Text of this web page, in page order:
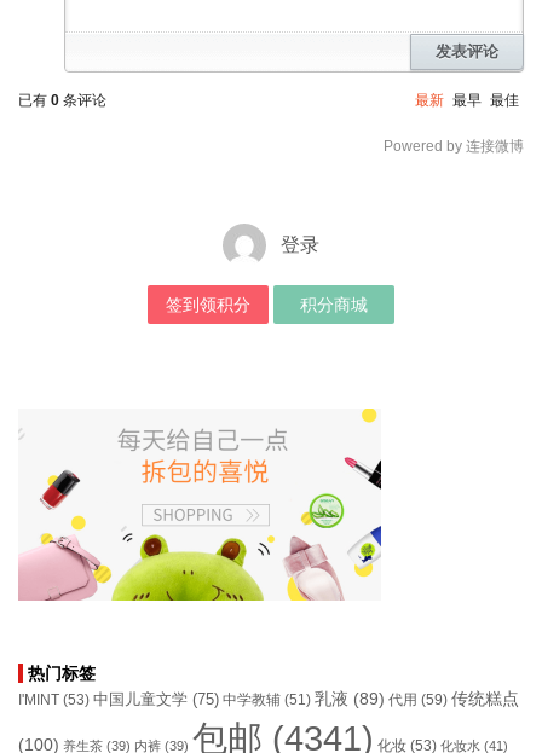
发表评论
已有 0 条评论 最新 最早 最佳
Powered by 连接微博
登录
签到领积分 积分商城
热门标签
I'MINT (53) 中国儿童文学 (75) 中学教辅 (51) 乳液 (89) 代用 (59) 传统糕点
(100) 养生茶 (39) 内裤 (39) 包邮 (4341) 化妆 (53) 化妆水 (41)